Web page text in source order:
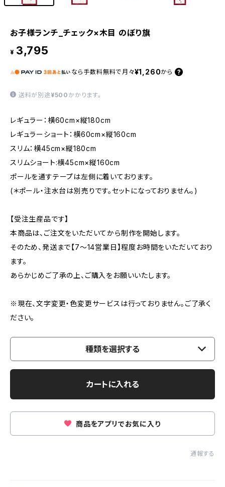
お子様ランチ_チェック×木目 のぼり旗
¥ 3,795
なら 手数料無料で 月々¥1,260から
送料が別途 ¥500 かかります。
レギュラー：横60cm×縦180cm
レギュラーショート：横60cm×縦160cm
スリム：横45cm×縦180cm
スリムショート:横45cm×縦160cm
ポールを通すテープは左側に着いております。
(＊ポール・注水台は別売りです。セットになっておりません。)
【受注生産品です】
本商品は、ご注文をいただいてから制作を開始します。
そのため、発送まで【7〜14営業日】程度お時間をいただいており
ます。
あらかじめご了承の上、ご購入をお願いいたします。
※現在、文字変更・色変更サービスは行っておりません。ご了承く
ださい。
種類を選択する
カートに入れる
商品をアプリでお気に入り
通報する